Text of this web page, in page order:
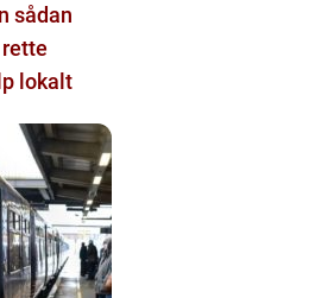
lokalt